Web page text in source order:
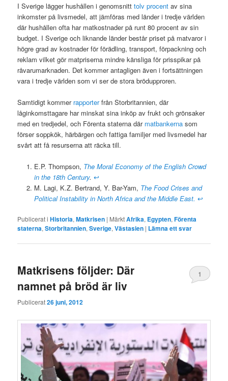
I Sverige lägger hushållen i genomsnitttolv procent av sina
inkomster på livsmedel, att jämföras med länder i tredje världen
där hushållen ofta har matkostnader på runt 80 procent av sin
budget. I Sverige och liknande länder består priset på matvaror i
högre grad av kostnader för förädling, transport, förpackning och
reklam vilket gör matpriserna mindre känsliga för prisspikar på
råvarumarknaden. Det kommer antagligen även i fortsättningen
vara i tredje världen som vi ser de stora brödupproren.
Samtidigt kommer rapporterfrån Storbritannien, där
låginkomsttagare har minskat sina inköp av frukt och grönsaker
med en tredjedel, och Förenta staterna där matbankerna som
förser soppkök, härbärgen och fattiga familjer med livsmedel har
svårt att få resurserna att räcka till.
E.P. Thompson, The Moral Economy of the English Crowd
in the 18th Century. ↩
M. Lagi, K.Z. Bertrand, Y. Bar-Yam, The Food Crises and
Political Instability in North Africa and the Middle East. ↩
Publicerat i Historia,Matkrisen | MärktAfrika, Egypten,Förenta
staterna,Storbritannien,Sverige,Västasien | Lämna ett svar
Matkrisens följder: Där
namnet på bröd är liv
Publicerat26 juni, 2012
1